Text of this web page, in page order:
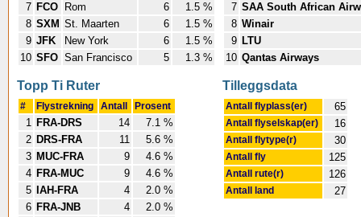
7 FCO Rom 6
1.5 %
8 SXM St. Maarten 6
1.5 %
9 JFK New York 6
1.5 %
10 SFO San Francisco 5 1.3 %
7 SAA South African
8 Winair
9 LTU
10 Qantas Airways
Topp Ti Ruter
# Flystrekning Antall Prosent
1 FRA-DRS 14
7.1 %
2 DRS-FRA 11
5.6 %
3 MUC-FRA 9
4.6 %
4 FRA-MUC 9
4.6 %
5
IAH-FRA 4
2.0 %
6 FRA-JNB 4
2.0 %
Tilleggsdata
Antall flyplass(er) 65
Antall flyselskap(er) 16
Antall flytype(r) 30
Antall fly 125
Antall rute(r) 126
Antall land 27